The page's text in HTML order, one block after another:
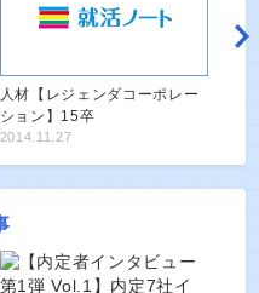
人材【レジェンダコーポレー
ション】15卒
2014.11.27